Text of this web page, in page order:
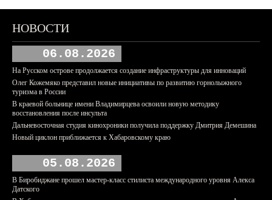
НОВОСТИ
06.08.2026
На Русском острове продолжается создание инфраструктуры для инноваций
Олег Кожемяко представил новые инициативы по развитию горнолыжного
туризма в России
В краевой больнице имени Владимирцева освоили новую методику
восстановления после инсульта
Дальневосточная студия кинохроники получила поддержку Дмитрия Демешина
Новый циклон приближается к Хабаровскому краю
05.08.2026
В Биробиджане прошел мастер-класс стилиста международного уровня Алекса
Датского